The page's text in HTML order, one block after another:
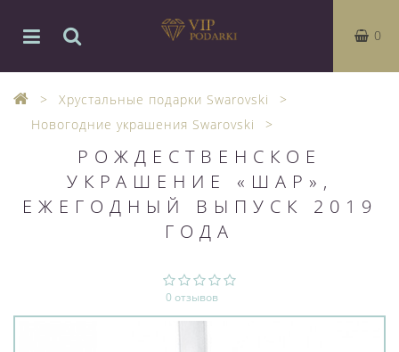
0
Хрустальные подарки Swarovski
Новогодние украшения Swarovski
РОЖДЕСТВЕНСКОЕ
УКРАШЕНИЕ «ШАР»,
ЕЖЕГОДНЫЙ ВЫПУСК 2019
ГОДА
0 отзывов